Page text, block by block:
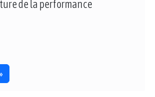
de la performance